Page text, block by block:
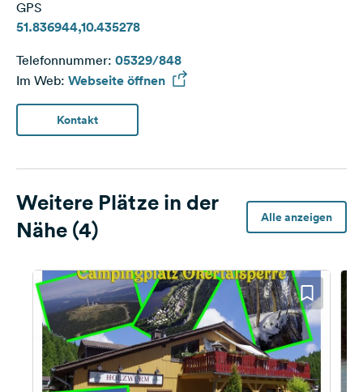
GPS
51.836944,10.435278
Telefonnummer: 05329/848
Im Web: Webseite öffnen
Kontakt
Weitere Plätze in der
Nähe (4)
Alle anzeigen